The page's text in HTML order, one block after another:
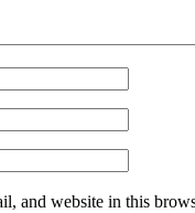
and website in this